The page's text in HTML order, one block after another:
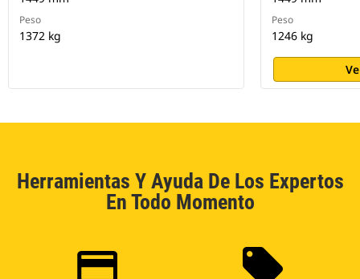
Peso
1372 kg
Peso
1246 kg
Herramientas Y Ayuda De Los Expertos
En Todo Momento